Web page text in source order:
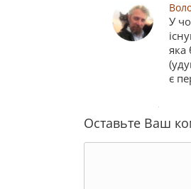
У
яка
є
Оставьте Ваш